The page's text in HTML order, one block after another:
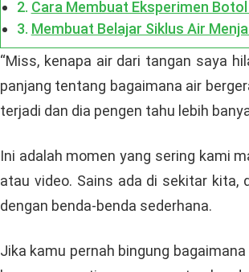
Cara Membuat Eksperimen
Membuat Belajar Siklus Air
“Miss, kenapa air dari tangan saya
panjang tentang bagaimana air
terjadi dan dia pengen tahu lebih
Ini adalah momen yang sering kami
atau video. Sains ada di sekitar kita,
dengan benda-benda sederhana.
Jika kamu pernah bingung